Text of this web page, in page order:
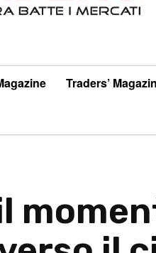
Traders’
il